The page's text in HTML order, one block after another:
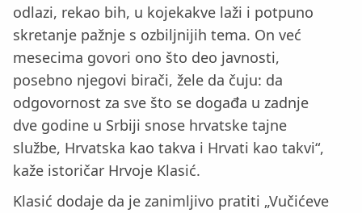
odlazi, rekao bih, u kojekakve laži i potpuno
skretanje pažnje s ozbiljnijih tema. On već
mesecima govori ono što deo javnosti,
posebno njegovi birači, žele da čuju: da
odgovornost za sve što se događa u zadnje
dve godine u Srbiji snose hrvatske tajne
službe, Hrvatska kao takva i Hrvati kao takvi“,
kaže istoričar Hrvoje Klasić.
Klasić dodaje da je zanimljivo pratiti „Vučićeve